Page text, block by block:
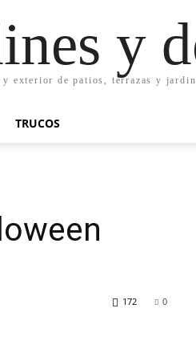
y
de patios, terrazas y
TRUCOS
0
172